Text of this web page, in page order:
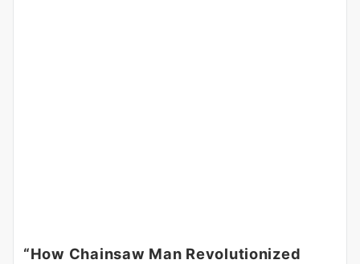
“How Chainsaw Man Revolutionized